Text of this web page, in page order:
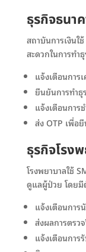
ธุรกิจธนา
สถาบันการเงินใ
สะดวกในการทำ
แจ้งเตือนการ
ยืนยันการทำธุ
แจ้งเตือนการ
ส่ง OTP เพื่อ
ธุรกิจโรง
โรงพยาบาลใช้
ดูแลผู้ป่วย โดยมี
แจ้งเตือนการ
ส่งผลการตรว
แจ้งเตือนการ